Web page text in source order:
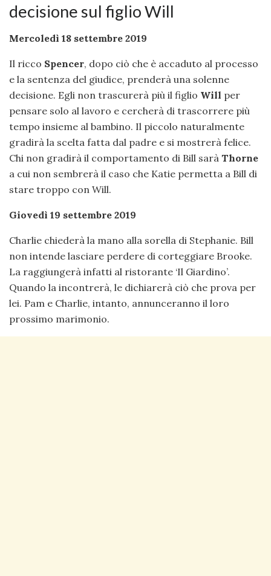
decisione sul figlio Will
Mercoledì 18 settembre 2019
Il ricco Spencer, dopo ciò che è accaduto al processo
e la sentenza del giudice, prenderà una solenne
decisione. Egli non trascurerà più il figlio Will per
pensare solo al lavoro e cercherà di trascorrere più
tempo insieme al bambino. Il piccolo naturalmente
gradirà la scelta fatta dal padre e si mostrerà felice.
Chi non gradirà il comportamento di Bill sarà Thorne
a cui non sembrerà il caso che Katie permetta a Bill di
stare troppo con Will.
Giovedì 19 settembre 2019
Charlie chiederà la mano alla sorella di Stephanie. Bill
non intende lasciare perdere di corteggiare Brooke.
La raggiungerà infatti al ristorante ‘Il Giardino’.
Quando la incontrerà, le dichiarerà ciò che prova per
lei. Pam e Charlie, intanto, annunceranno il loro
prossimo marimonio.